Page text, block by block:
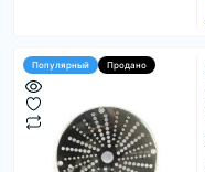
Популярный Продано